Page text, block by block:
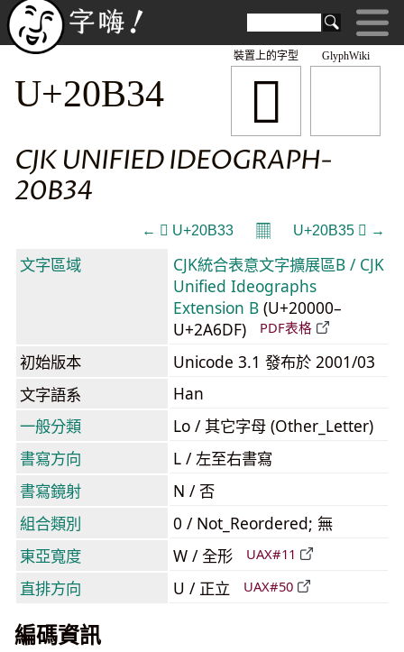
GlyphWiki
𠬴
裝置上的字型
U+20B34
CJK UNIFIED IDEOGRAPH-
20B34
← 𠬳 U+20B33 𝄜 U+20B35 𠬵 →
文字區域
CJK統合表意文字擴展區B / CJK
Unified Ideographs
Extension B (U+20000–
U+2A6DF)
PDF表格
初始版本
Unicode 3.1 發布於 2001/03
文字語系
Han
一般分類
Lo / 其它字母 (Other_Letter)
書寫方向
L / 左至右書寫
書寫鏡射
N / 否
組合類別
0 / Not_Reordered; 無
東亞寬度
W / 全形 UAX#11
直排方向 U / 正立 UAX#50
編碼資訊